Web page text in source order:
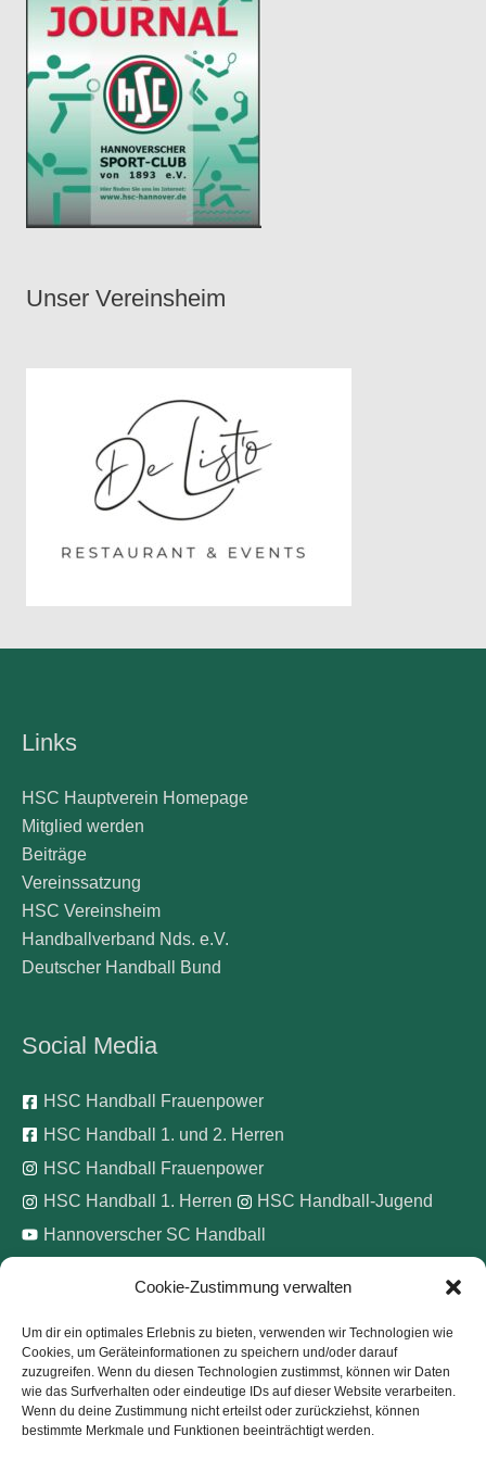
Cookie-Zustimmung verwalten
Um dir ein optimales Erlebnis zu bieten, verwenden wir Technologien wie
Cookies, um Geräteinformationen zu speichern und/oder darauf
zuzugreifen. Wenn du diesen Technologien zustimmst, können wir Daten
wie das Surfverhalten oder eindeutige IDs auf dieser Website verarbeiten.
Wenn du deine Zustimmung nicht erteilst oder zurückziehst, können
bestimmte Merkmale und Funktionen beeinträchtigt werden.
Unser Vereinsheim
Links
HSC Hauptverein Homepage
Mitglied werden
Beiträge
Vereinssatzung
HSC Vereinsheim
Handballverband Nds. e.V.
Deutscher Handball Bund
Social Media
HSC Handball Frauenpower
HSC Handball 1. und 2. Herren
HSC Handball Frauenpower
HSC Handball 1. Herren
HSC Handball-Jugend
Hannoverscher SC Handball
Pinke Zitronen e.V.